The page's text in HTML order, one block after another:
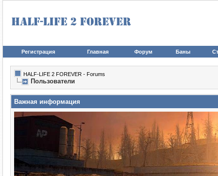
Регистрация Главная Форум Баны
HALF-LIFE 2 FOREVER - Forums
Пользователи
Важная информация